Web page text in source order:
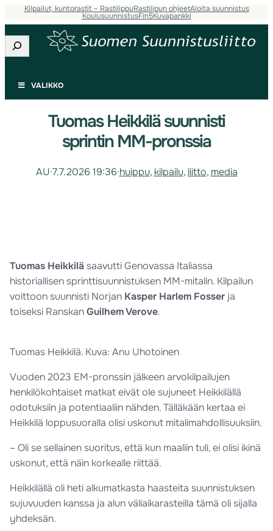
Kilpailut, kuntorastit – RastilippuRastilipun ohjeetAloita suunnistus
KoulusuunnistusFin5Kuvapankki
Etsi
VALIKKO
Tuomas Heikkilä suunnisti
sprintin MM-pronssia
AU·7.7.2026 19:36·huippu, kilpailu, liitto, media
Tuomas Heikkilä saavutti Genovassa Italiassa
historiallisen sprinttisuunnistuksen MM-mitalin. Kilpailun
voittoon suunnisti Norjan Kasper Harlem Fosser ja
toiseksi RanskanGuilhem Verove.
Tuomas Heikkilä. Kuva: Anu Uhotoinen
Vuoden 2023 EM-pronssin jälkeen arvokilpailujen
henkilökohtaiset matkat eivät ole sujuneet Heikkilällä
odotuksiin ja potentiaaliin nähden. Tälläkään kertaa ei
Heikkilä loppusuoralla olisi uskonut mitalimahdollisuuksiin.
– Oli se sellainen suoritus, että kun maaliin tuli, ei olisi ikinä
uskonut, että näin korkealle riittää.
Heikkilällä oli heti alkumatkasta haasteita suunnistuksen
sujuvuuden kanssa ja alun väliaikarasteilla tämä oli sijalla
yhdeksän.